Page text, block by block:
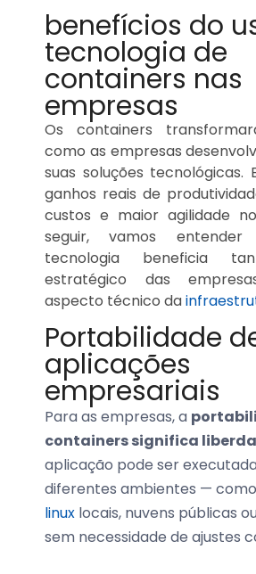
benefícios do
tecnologia de
containers nas
empresas
Os containers
como as empresas
suas soluções tecnológicas.
ganhos reais de
custos e maior agilidade
seguir, vamos
tecnologia beneficia
estratégico das
aspecto técnico da
Portabilidade
aplicações
empresariais
Para as empresas, a
containers significa
aplicação pode ser
diferentes ambientes — como
linux locais, nuvens públicas
sem necessidade de ajustes